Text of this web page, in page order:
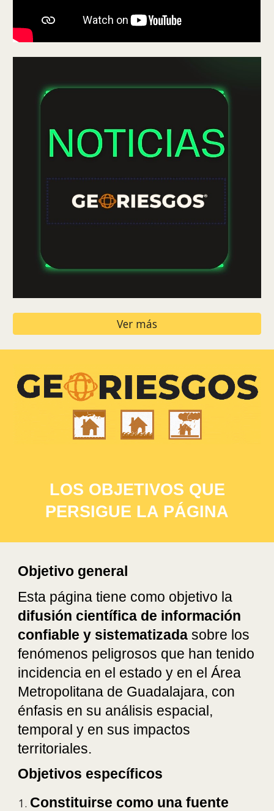
Ver más
LOS OBJETIVOS QUE
PERSIGUE LA PÁGINA
Objetivo general
Esta página tiene como objetivo la
difusión científica de información
confiable y sistematizada sobre los
fenómenos peligrosos que han tenido
incidencia en el estado y en el Área
Metropolitana de Guadalajara, con
énfasis en su análisis espacial,
temporal y en sus impactos
territoriales.
Objetivos específicos
Constituirse como una fuente